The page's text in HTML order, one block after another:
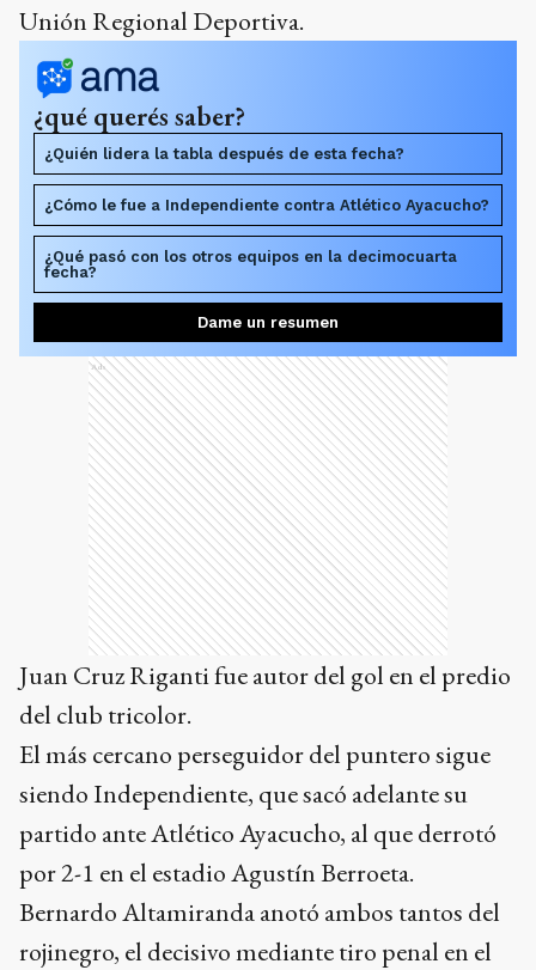
Unión Regional Deportiva.
¿qué querés saber?
¿Quién lidera la tabla después de esta fecha?
¿Cómo le fue a Independiente contra Atlético Ayacucho?
¿Qué pasó con los otros equipos en la decimocuarta
fecha?
Dame un resumen
Ads
Juan Cruz Riganti fue autor del gol en el predio
del club tricolor.
El más cercano perseguidor del puntero sigue
siendo Independiente, que sacó adelante su
partido ante Atlético Ayacucho, al que derrotó
por 2-1 en el estadio Agustín Berroeta.
Bernardo Altamiranda anotó ambos tantos del
rojinegro, el decisivo mediante tiro penal en el